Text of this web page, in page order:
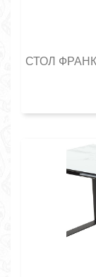
СТОЛ